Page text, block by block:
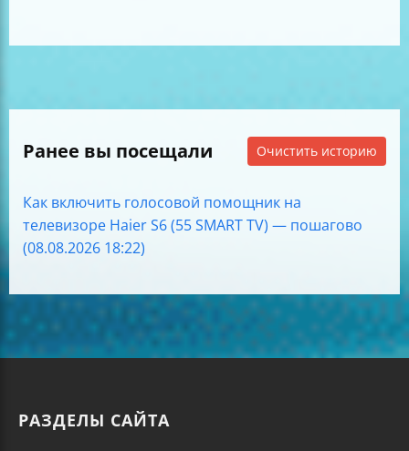
Ранее вы посещали Очистить историю
Как включить голосовой помощник на
телевизоре Haier S6 (55 SMART TV) — пошагово
(08.08.2026 18:22)
РАЗДЕЛЫ САЙТА